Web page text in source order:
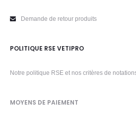
Demande de retour produits
POLITIQUE RSE VETIPRO
Notre politique RSE et nos critères de
MOYENS DE PAIEMENT